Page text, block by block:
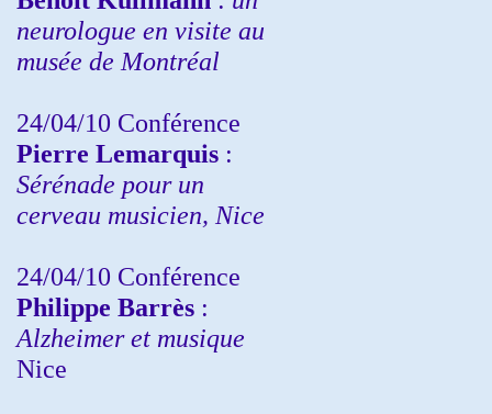
neurologue en visite au
musée de Montréal
24/04/10 Conférence
Pierre Lemarquis :
Sérénade pour un
cerveau musicien, Nice
24/04/10 Conférence
Philippe Barrès :
Alzheimer et musique
Nice